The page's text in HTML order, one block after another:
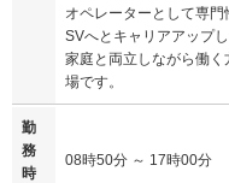
オペレーターとして専門
SVへとキャリアアップ
家庭と両立しながら働
場です。
勤
務
時
08時50分 ～ 17時00分